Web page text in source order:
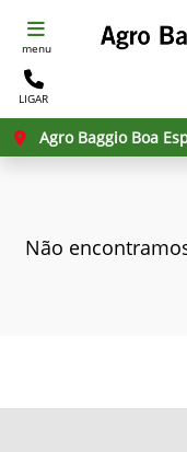
menu
LIGAR
Agro Baggio Boa
Não